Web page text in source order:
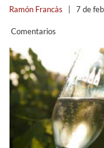
Ramón Francàs 7 de
Comentarios